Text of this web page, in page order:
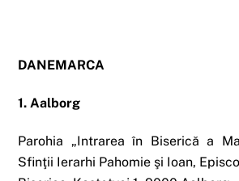
DANEMARCA
1. Aalborg
Parohia „Intrarea în Biserică a
Sfinţii Ierarhi Pahomie şi Ioan,